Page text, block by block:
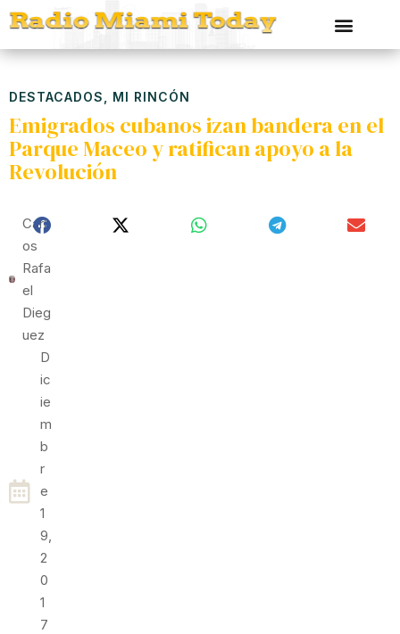
DESTACADOS MI RINCÓN
Emigrados cubanos izan bandera en el
Parque Maceo y ratifican apoyo a la
Revolución
Carl
Os
Rafa
El
Dieg
Uez
D
Ic
Ie
M
B
R
E
1
9,
2
0
1
7